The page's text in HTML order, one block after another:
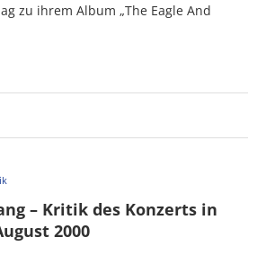
zu ihrem Album „The Eagle And
– Kritik des Konzerts in
2000